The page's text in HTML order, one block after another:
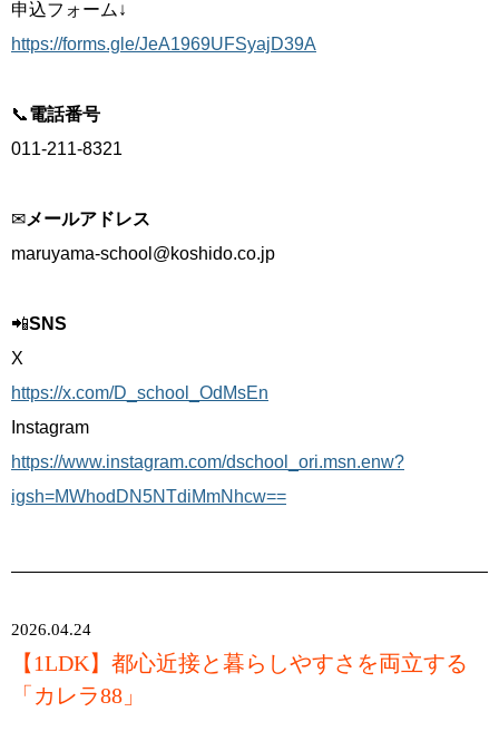
申込フォーム↓
https://forms.gle/JeA1969UFSyajD39A
📞電話番号
011-211-8321
✉メールアドレス
maruyama-school@koshido.co.jp
📲SNS
X
https://x.com/D_school_OdMsEn
Instagram
https://www.instagram.com/dschool_ori.msn.enw?
igsh=MWhodDN5NTdiMmNhcw==
2026.04.24
【1LDK】都心近接と暮らしやすさを両立する
「カレラ88」